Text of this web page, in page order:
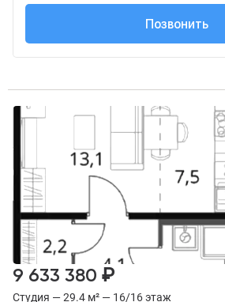
+7 (495) 137-47-...
Позвонить
Студия — 29.4 м² — 16/16 этаж
9 633 380 ₽